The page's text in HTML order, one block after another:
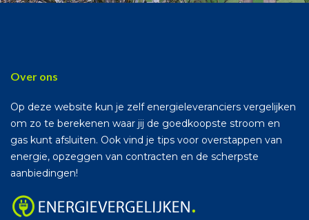
Over ons
Op deze website kun je zelf energieleveranciers vergelijken
om zo te berekenen waar jij de goedkoopste stroom en
gas kunt afsluiten. Ook vind je tips voor overstappen van
energie, opzeggen van contracten en de scherpste
aanbiedingen!